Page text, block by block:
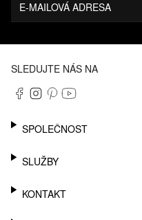
E-MAILOVÁ ADRESA
SLEDUJTE NÁS NA
SPOLEČNOST
KARIÉRA
SLUŽBY
NEWSLETTER
KONTAKT